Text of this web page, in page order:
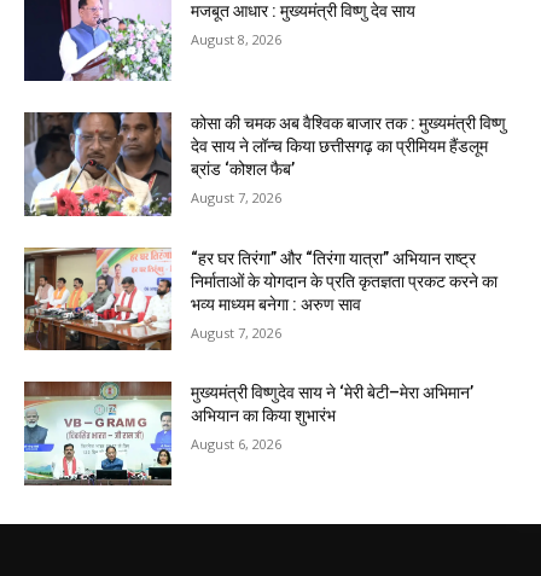
मजबूत आधार : मुख्यमंत्री विष्णु देव साय
August 8, 2026
कोसा की चमक अब वैश्विक बाजार तक : मुख्यमंत्री विष्णु
देव साय ने लॉन्च किया छत्तीसगढ़ का प्रीमियम हैंडलूम
ब्रांड ‘कोशल फैब’
August 7, 2026
“हर घर तिरंगा” और “तिरंगा यात्रा” अभियान राष्ट्र
निर्माताओं के योगदान के प्रति कृतज्ञता प्रकट करने का
भव्य माध्यम बनेगा : अरुण साव
August 7, 2026
मुख्यमंत्री विष्णुदेव साय ने ‘मेरी बेटी–मेरा अभिमान’
अभियान का किया शुभारंभ
August 6, 2026